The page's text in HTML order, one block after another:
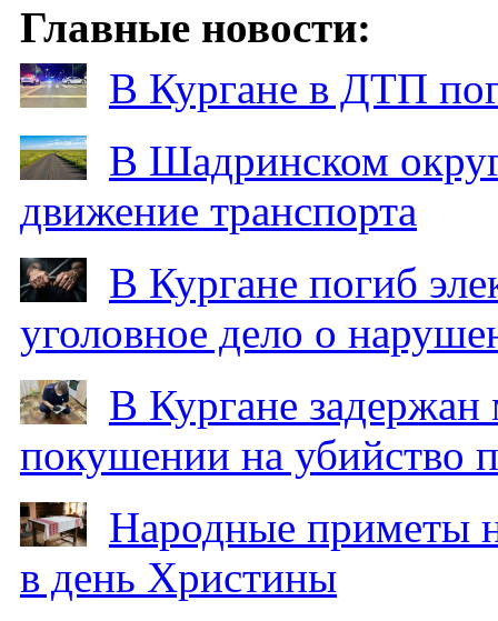
Главные новости:
В Кургане в ДТП
В Шадринском
движение транспорта
В Кургане погиб
уголовное дело о
В Кургане
покушении на убийство
Народные приметы
в день Христины